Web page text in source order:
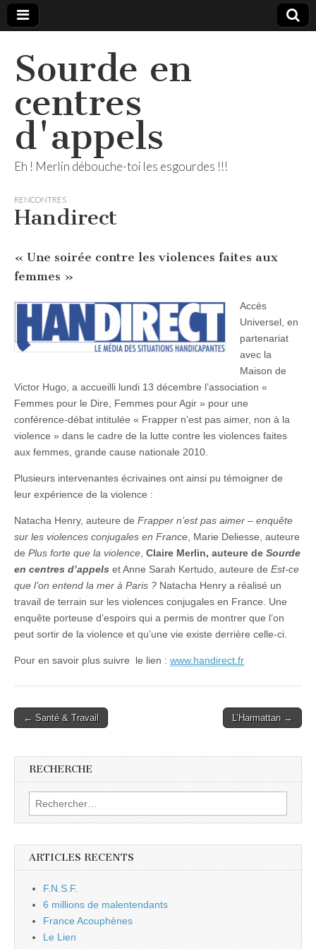
Sourde en
centres
d'appels
Eh ! Merlin débouche-toi les esgourdes !!!
RENCONTRES
Handirect
« Une soirée contre les violences faites aux
femmes »
Accès
Universel, en
partenariat
avec la
Maison de
Victor Hugo, a accueilli lundi 13 décembre l’association «
Femmes pour le Dire, Femmes pour Agir » pour une
conférence-débat intitulée « Frapper n’est pas aimer, non à la
violence » dans le cadre de la lutte contre les violences faites
aux femmes, grande cause nationale 2010.
Plusieurs intervenantes écrivaines ont ainsi pu témoigner de
leur expérience de la violence :
Natacha Henry, auteure de Frapper n’est pas aimer – enquête
sur les violences conjugales en France , Marie Deliesse, auteure
de Plus forte que la violence Claire Merlin, auteure de Sourde
en centres d’appels et Anne Sarah Kertudo, auteure de Est-ce
que l’on entend la mer à Paris ? Natacha Henry a réalisé un
travail de terrain sur les violences conjugales en France. Une
enquête porteuse d’espoirs qui a permis de montrer que l’on
peut sortir de la violence et qu’une vie existe derrière celle-ci.
Pour en savoir plus suivre le lien : www.handirect.fr
Post
← Santé & Travail L’Harmattan →
RECHERCHE
Rechercher :
ARTICLES RECENTS
F.N.S.F.
6 millions de malentendants
France Acouphènes
Le Lien